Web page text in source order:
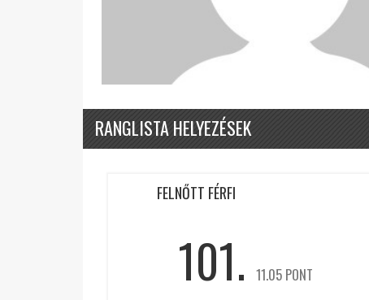
RANGLISTA HELYEZÉSEK
FELNŐTT FÉRFI
101. 11.05 PONT